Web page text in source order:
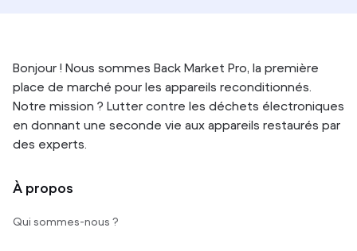
Bonjour ! Nous sommes Back Market Pro, la première
place de marché pour les appareils reconditionnés.
Notre mission ? Lutter contre les déchets électroniques
en donnant une seconde vie aux appareils restaurés par
des experts.
À propos
Qui sommes-nous ?